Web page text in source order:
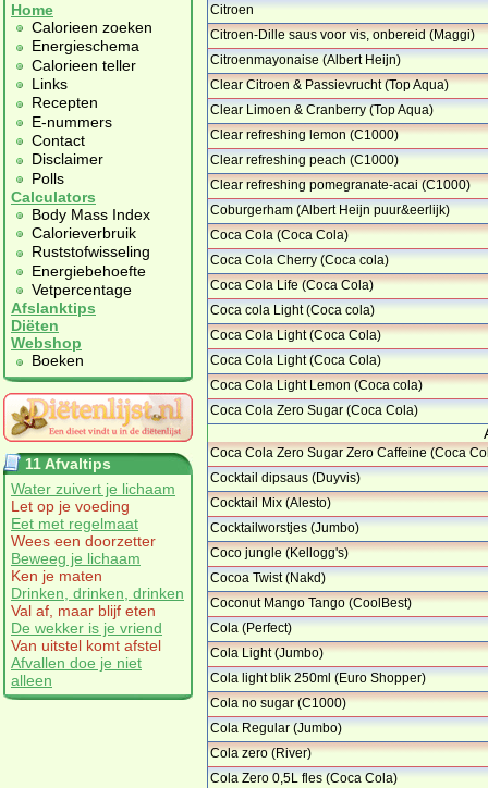
Home
Calorieen zoeken
Energieschema
Calorieen teller
Links
Recepten
E-nummers
Contact
Disclaimer
Polls
Calculators
Body Mass Index
Calorieverbruik
Ruststofwisseling
Energiebehoefte
Vetpercentage
Afslanktips
Diëten
Webshop
Boeken
11 Afvaltips
Water zuivert je lichaam
Let op je voeding
Eet met regelmaat
Wees een doorzetter
Beweeg je lichaam
Ken je maten
Drinken, drinken, drinken
Val af, maar blijf eten
De wekker is je vriend
Van uitstel komt afstel
Afvallen doe je niet
alleen
Citroen
Citroen-Dille saus voor vis, onbereid (Maggi)
…
Citroenmayonaise (Albert Heijn)
Clear Citroen & Passievrucht (Top Aqua)
…
Clear Limoen & Cranberry (Top Aqua)
Clear refreshing lemon (C1000)
Clear refreshing peach (C1000)
Clear refreshing pomegranate-acai (C1000)
…
Coburgerham (Albert Heijn puur&eerlijk)
…
Coca Cola (Coca Cola)
Coca Cola Cherry (Coca cola)
Coca Cola Life (Coca Cola)
Coca cola Light (Coca cola)
Coca Cola Light (Coca Cola)
Coca Cola Light (Coca Cola)
Coca Cola Light Lemon (Coca cola)
Coca Cola Zero Sugar (Coca Cola)
Coca Cola Zero Sugar Zero Caffeine (Coca
…
Cocktail dipsaus (Duyvis)
Cocktail Mix (Alesto)
Cocktailworstjes (Jumbo)
Coco jungle (Kellogg's)
Cocoa Twist (Nakd)
Coconut Mango Tango (CoolBest)
Cola (Perfect)
Cola Light (Jumbo)
Cola light blik 250ml (Euro Shopper)
Cola no sugar (C1000)
Cola Regular (Jumbo)
Cola zero (River)
Cola Zero 0,5L fles (Coca Cola)